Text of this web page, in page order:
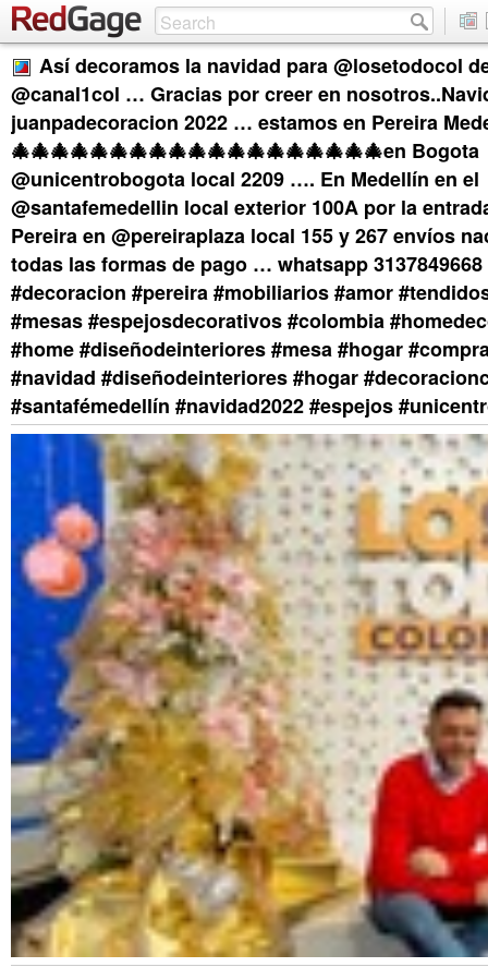
Así decoramos la navidad para @losetodocol
@canal1col … Gracias por creer en
juanpadecoracion 2022 … estamos en Pereira
🎄🎄🎄🎄🎄🎄🎄🎄🎄🎄🎄🎄🎄🎄🎄🎄🎄🎄🎄en Bogota
@unicentrobogota local 2209 …. En Medellín en el
@santafemedellin local exterior 100A por la
Pereira en @pereiraplaza local 155 y 267 envíos
todas las formas de pago … whatsapp
#decoracion #pereira #mobiliarios #amor
#mesas #espejosdecorativos #colombia
#home #diseñodeinteriores #mesa #hogar
#navidad #diseñodeinteriores #hogar
#santafémedellín #navidad2022 #espejos